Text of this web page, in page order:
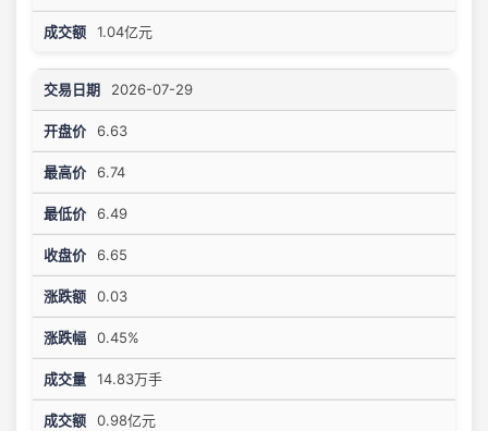
1.04亿元
2026-07-29
6.63
6.74
6.49
6.65
0.03
0.45%
14.83万手
0.98亿元